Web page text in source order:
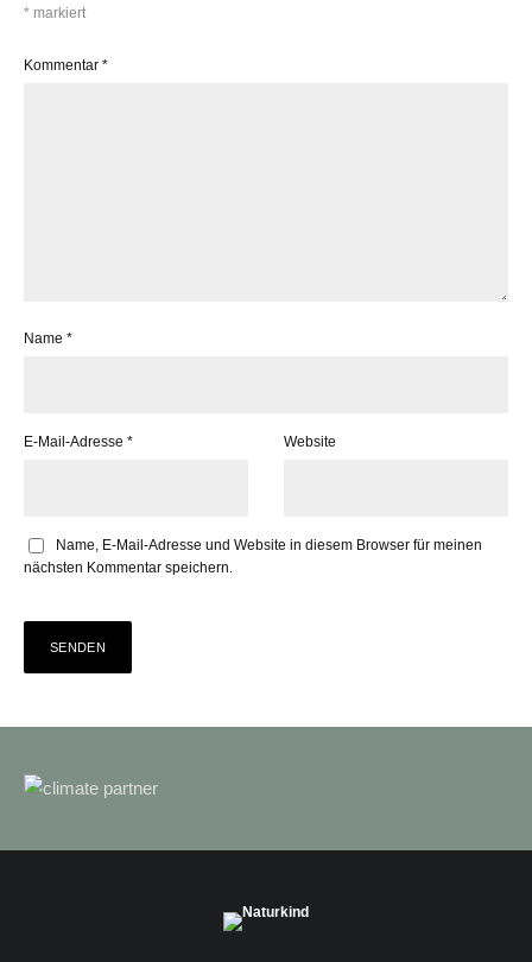
* markiert
Kommentar *
Name *
E-Mail-Adresse * Website
Name, E-Mail-Adresse und Website in diesem Browser für meinen
nächsten Kommentar speichern.